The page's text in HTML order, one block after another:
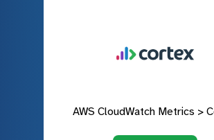
AWS CloudWatch Metrics >